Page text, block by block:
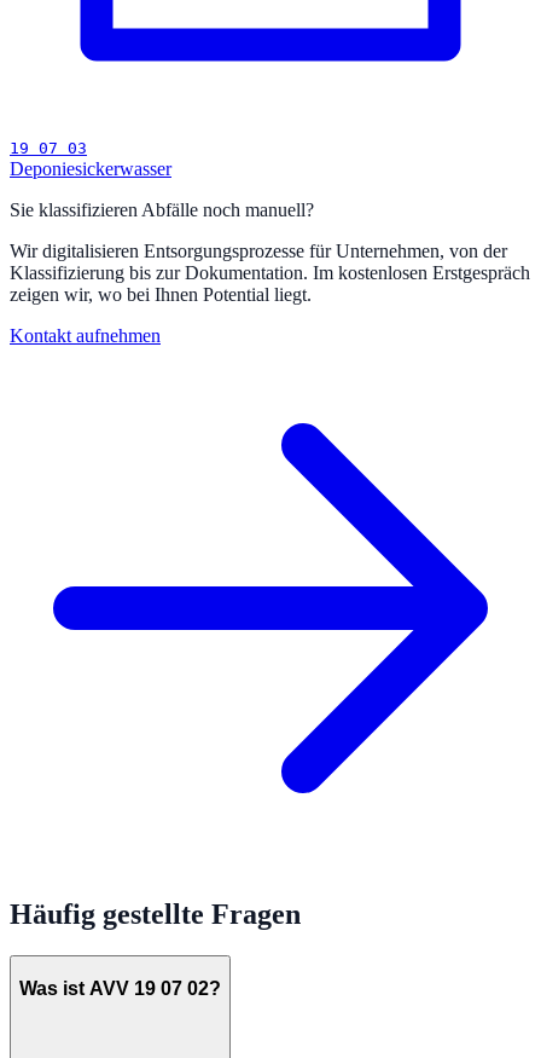
19 07 03
Deponiesickerwasser
Sie klassifizieren Abfälle noch manuell?
Wir digitalisieren Entsorgungsprozesse für Unternehmen, von der
Klassifizierung bis zur Dokumentation. Im kostenlosen Erstgespräch
zeigen wir, wo bei Ihnen Potential liegt.
Kontakt aufnehmen
Häufig gestellte Fragen
Was ist AVV 19 07 02?